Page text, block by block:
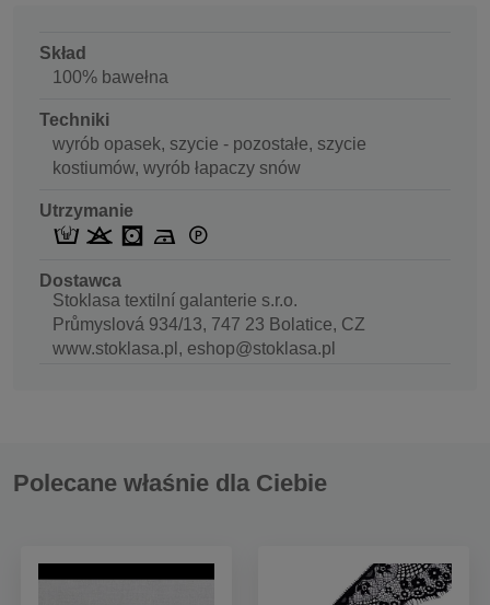
Skład
100% bawełna
Techniki
wyrób opasek, szycie - pozostałe, szycie
kostiumów, wyrób łapaczy snów
Utrzymanie
Dostawca
Stoklasa textilní galanterie s.r.o.
Průmyslová 934/13, 747 23 Bolatice, CZ
www.stoklasa.pl, eshop@stoklasa.pl
Polecane właśnie dla Ciebie